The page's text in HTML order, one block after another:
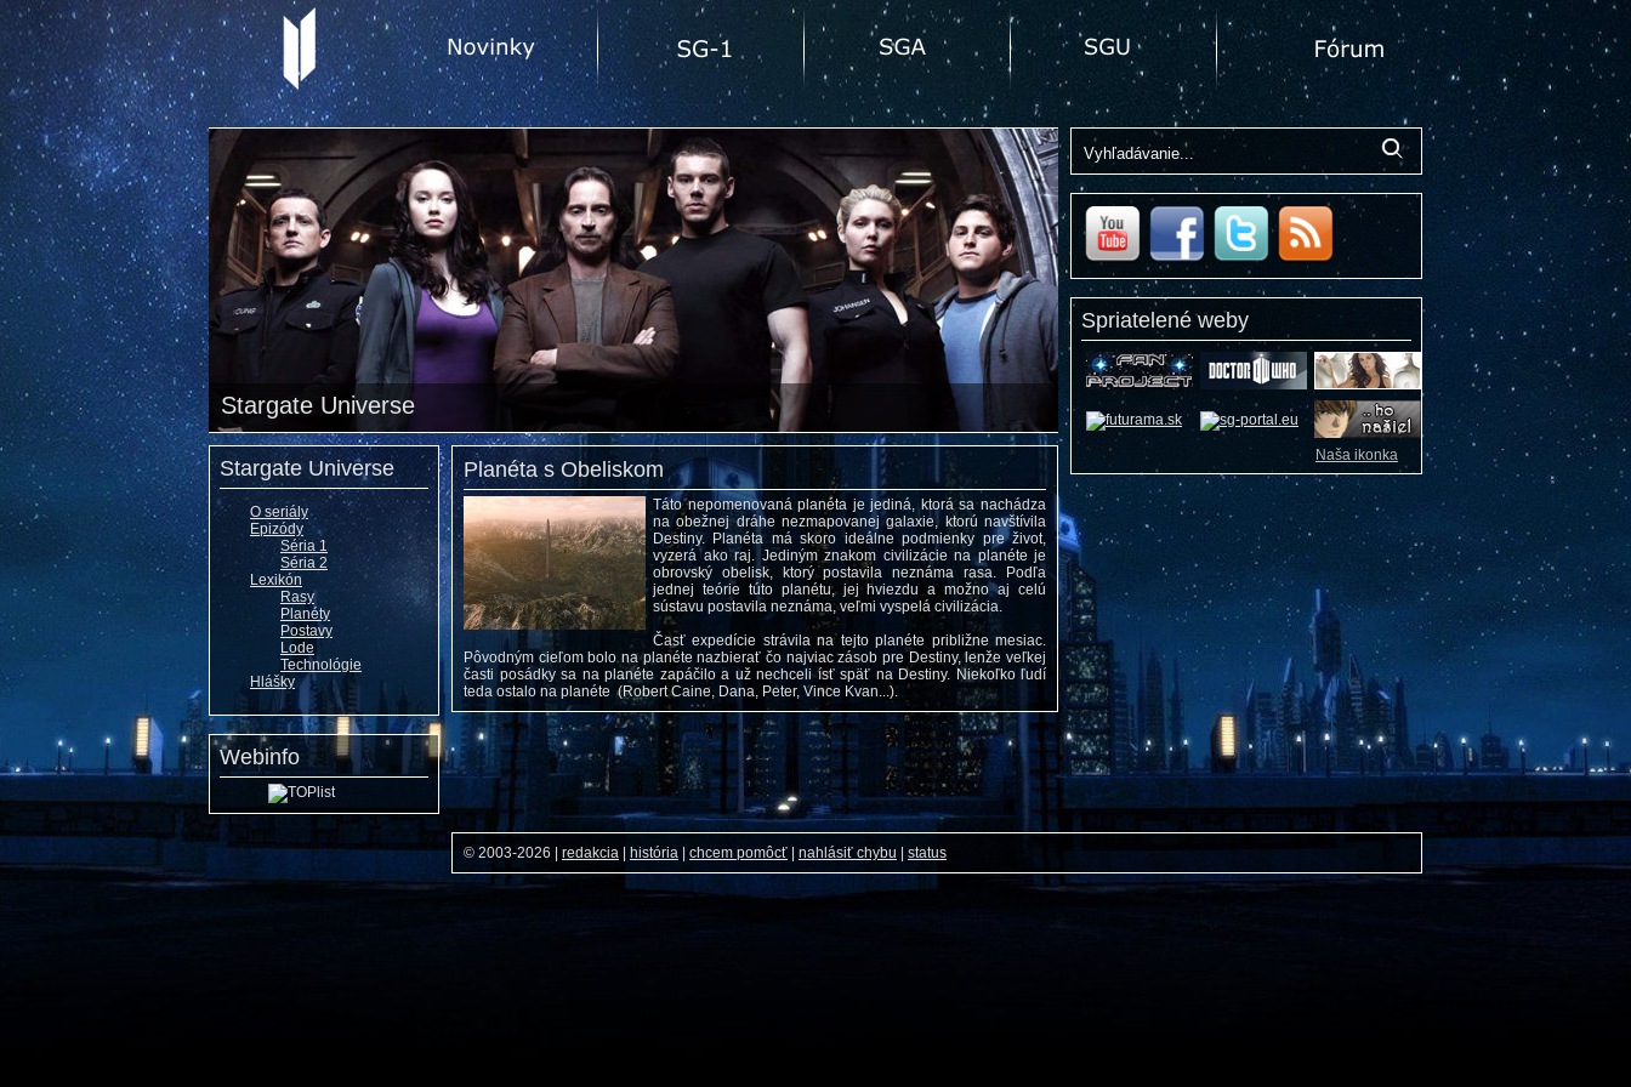
Stargate Universe
Stargate Universe
O seriály
Epizódy
Séria 1
Séria 2
Lexikón
Rasy
Planéty
Postavy
Lode
Technológie
Hlášky
Webinfo
Planéta s Obeliskom
Táto nepomenovaná planéta je jediná, ktorá sa nachádza
na obežnej dráhe nezmapovanej galaxie, ktorú navštívila
Destiny. Planéta má skoro ideálne podmienky pre život,
vyzerá ako raj. Jediným znakom civilizácie na planéte je
obrovský obelisk, ktorý postavila neznáma rasa. Podľa
jednej teórie túto planétu, jej hviezdu a možno aj celú
sústavu postavila neznáma, veľmi vyspelá civilizácia.
Časť expedície strávila na tejto planéte približne mesiac.
Pôvodným cieľom bolo na planéte nazbierať čo najviac zásob pre Destiny, lenže veľkej
časti posádky sa na planéte zapáčilo a už nechceli ísť späť na Destiny. Niekoľko ľudí
teda ostalo na planéte (Robert Caine, Dana, Peter, Vince Kvan...).
Spriatelené weby
Naša ikonka
© 2003-2026 redakcia história chcem pomôcť nahlásiť chybu status